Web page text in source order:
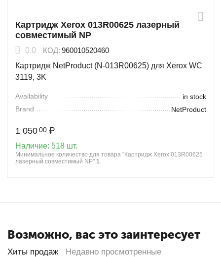
Картридж Xerox 013R00625 лазерный
совместимый NP
0.0 КОД: 960010520460
Картридж NetProduct (N-013R00625) для Xerox WC
3119, 3K
Availability
in stock
Brand
NetProduct
1 050 00 ₽
Наличие: 518 шт.
Минимальное количество для товара "Картридж Xerox 013R00625
лазерный совместимый NP" 1.
Возможно, вас это заинтересует
Хиты продаж Недавно просмотренные